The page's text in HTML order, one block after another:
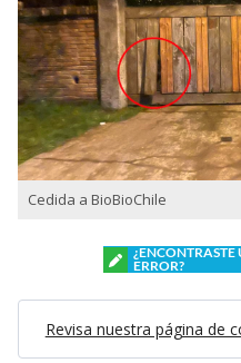
Cedida a BioBioChile
¿ENCONTRASTE
ERROR?
Revisa nuestra página de